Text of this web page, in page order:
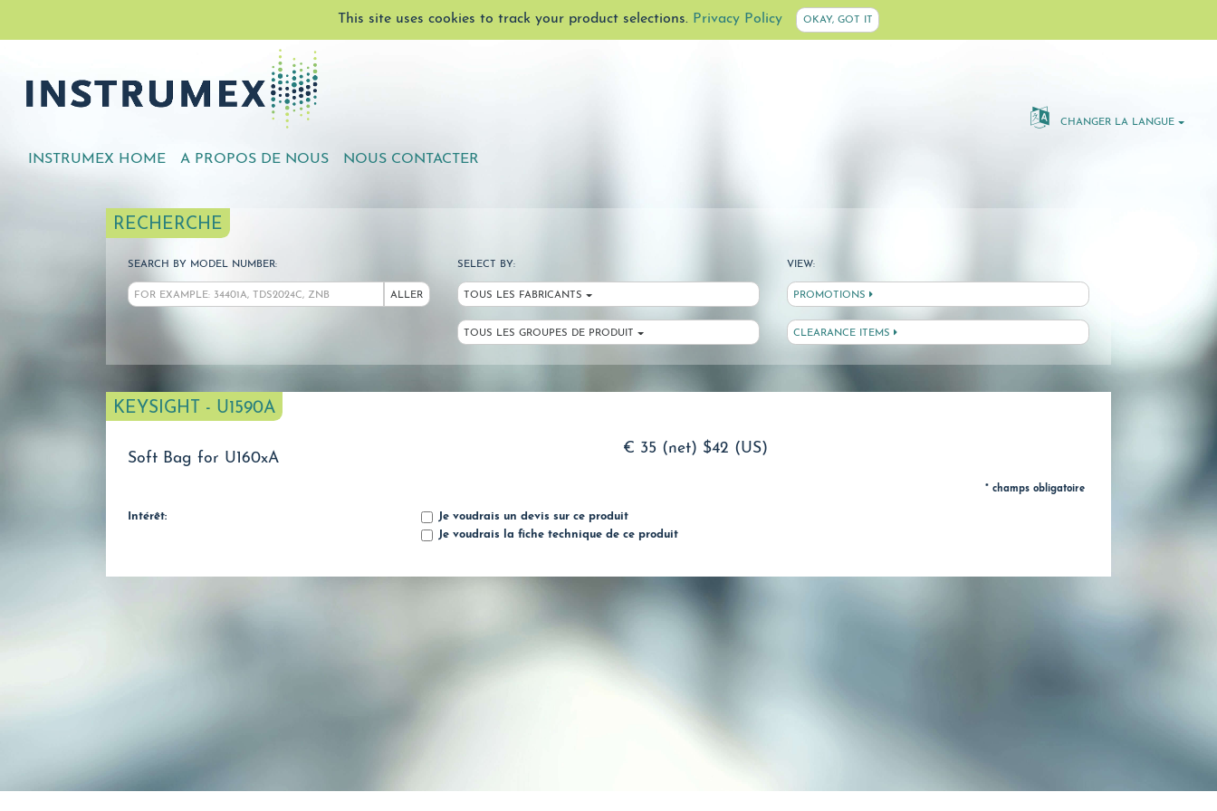
This site uses cookies to track your product selections. Privacy Policy OKAY, GOT IT
CHANGER LA LANGUE
INSTRUMEX HOME A PROPOS DE NOUS NOUS CONTACTER
RECHERCHE
SEARCH BY MODEL NUMBER:
ALLER
SELECT BY:
TOUS LES FABRICANTS
TOUS LES GROUPES DE PRODUIT
VIEW:
PROMOTIONS
CLEARANCE ITEMS
KEYSIGHT - U1590A
Soft Bag for U160xA
€ 35 (net) $42 (US)
* champs obligatoire
Intérêt:
Je voudrais un devis sur ce produit
Je voudrais la fiche technique de ce produit